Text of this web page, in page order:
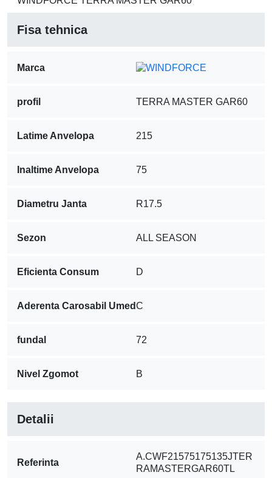
Fisa tehnica
Marca
profil TERRA MASTER GAR60
Latime Anvelopa 215
Inaltime Anvelopa 75
Diametru Janta R17.5
Sezon ALL SEASON
Eficienta Consum D
Aderenta Carosabil UmedC
fundal 72
Nivel Zgomot B
Detalii
Referinta
A.CWF21575175135JTER
RAMASTERGAR60TL